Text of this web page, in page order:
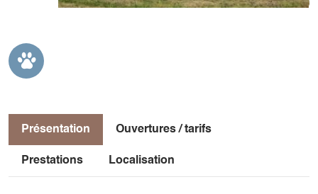
Présentation Ouvertures / tarifs
Prestations Localisation